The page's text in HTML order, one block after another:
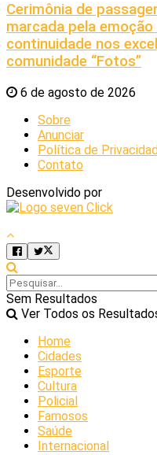
Cerimônia de
marcada pela
continuidade nos
comunidade “Fotos”
6 de agosto de 2026
Sobre
Anunciar
Política de
Contato
Desenvolvido por
Sem Resultados
Ver Todos os
Home
Cidades
Esporte
Cultura
Policial
Famosos
Saúde
Internacional